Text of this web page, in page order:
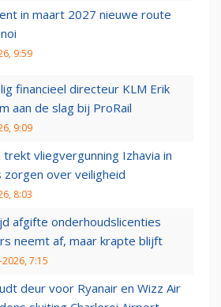
in maart 2027 nieuwe route
9:59
financieel directeur KLM Erik
aan de slag bij ProRail
9:09
trekt vliegvergunning Izhavia in
zorgen over veiligheid
8:03
afgifte onderhoudslicenties
neemt af, maar krapte blijft
7:15
deur voor Ryanair en Wizz Air